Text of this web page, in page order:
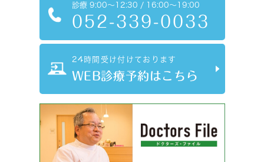
診療9:00～12:30 / 16:00～19:00
052-339-0033
24時間受け付けております
WEB診療予約はこちら